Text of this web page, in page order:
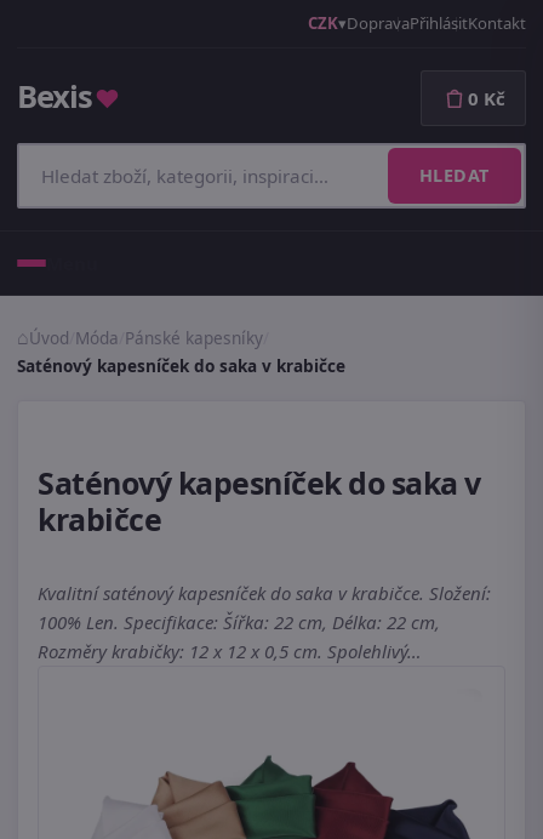
CZK DopravaPřihlásitKontakt
Bexis♥
HLEDAT
0 Kč
Úvod Móda Pánské kapesníky
Saténový kapesníček do saka v krabičce
Saténový kapesníček do saka v
krabičce
Kvalitní saténový kapesníček do saka v krabičce. Složení:
100% Len. Specifikace: Šířka: 22 cm, Délka: 22 cm,
Rozměry krabičky: 12 x 12 x 0,5 cm. Spolehlivý…